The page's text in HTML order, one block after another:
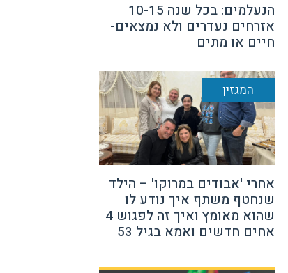
הנעלמים: בכל שנה 10-15
אזרחים נעדרים ולא נמצאים-
חיים או מתים
המגזין
אחרי 'אבודים במרוקו' – הילד
שנחטף משתף איך נודע לו
שהוא מאומץ ואיך זה לפגוש 4
אחים חדשים ואמא בגיל 53